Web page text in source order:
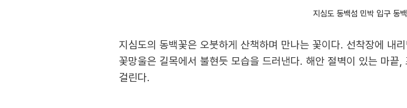
지심도 동백섬 민박 입구 동
지심도의 동백꽃은 오붓하게 산책하며 만나는 꽃이다. 선착장에 내
꽃망울은 길목에서 불현듯 모습을 드러낸다. 해안 절벽이 있는 마
걸린다.